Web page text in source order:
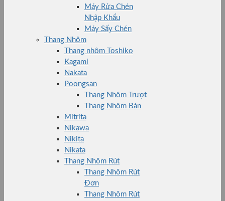
Máy Rửa Chén
Nhập Khẩu
Máy Sấy Chén
Thang Nhôm
Thang nhôm Toshiko
Kagami
Nakata
Poongsan
Thang Nhôm Trượt
Thang Nhôm Bàn
Mitrita
Nikawa
Nikita
Nikata
Thang Nhôm Rút
Thang Nhôm Rút
Đơn
Thang Nhôm Rút